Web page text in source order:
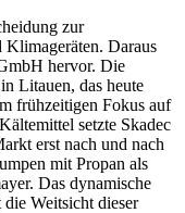
zur
Daraus
hervor. Die
Litauen, das heute
frühzeitigen Fokus auf
setzte Skadec
erst nach und nach
mit Propan als
Das dynamische
die Weitsicht dieser